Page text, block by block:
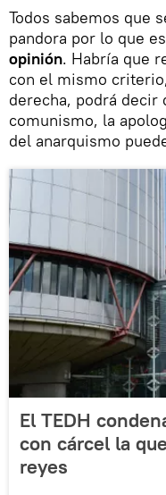
Todos sabemos que
pandora por lo que
opinión. Habría que
con el mismo
derecha, podrá decir
comunismo, la
del anarquismo
El TEDH
con cárcel la
reyes